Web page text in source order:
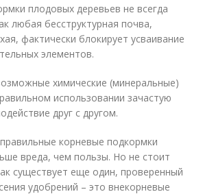
плодовых деревьев не всегда
любая бесструктурная почва,
фактически блокирует усваивание
элементов.
химические (минеральные)
использовании зачастую
друг с другом.
корневые подкормки
вреда, чем пользы. Но не стоит
существует еще один, проверенный
удобрений – это внекорневые